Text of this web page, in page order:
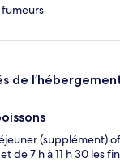
de
(supplément)
de 7 h à 11 h 30 les